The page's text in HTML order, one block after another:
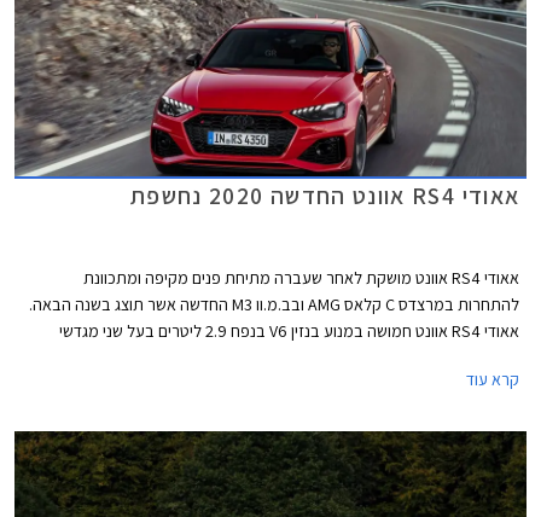
אאודי RS4 אוונט החדשה 2020 נחשפת
אאודי RS4 אוונט מושקת לאחר שעברה מתיחת פנים מקיפה ומתכוונת
להתחרות במרצדס C קלאס AMG ובב.מ.וו M3 החדשה אשר תוצג בשנה הבאה.
אאודי RS4 אוונט חמושה במנוע בנזין V6 בנפח 2.9 ליטרים בעל שני מגדשי
שניות, והמהירות המרבית מוגבלת ל- 250 קמ"ש או 280 קמ"ש עם חבילת
דינמיק המוסיפה גם דיפרנציאל ספורט אחורי. המנוע שוקל 182 ק"ג בלבד וכולל
בתוך חלל ה- V את צמד מגדשי הטורבו, המייצרים לחץ גדישה של 1.5 באר.
קרא עוד